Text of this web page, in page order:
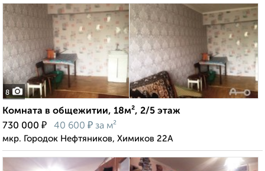
8
Комната в общежитии, 18м², 2/5 этаж
730 000 ₽ 40 600 ₽ за м²
мкр. Городок Нефтяников, Химиков 22А